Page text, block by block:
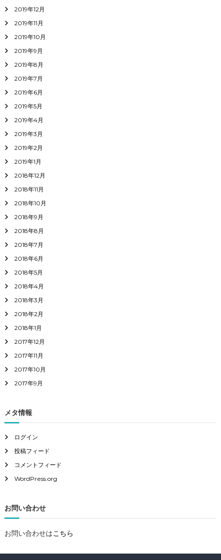
2019年12月
2019年11月
2019年10月
2019年9月
2019年8月
2019年7月
2019年6月
2019年5月
2019年4月
2019年3月
2019年2月
2019年1月
2018年12月
2018年11月
2018年10月
2018年9月
2018年8月
2018年7月
2018年6月
2018年5月
2018年4月
2018年3月
2018年2月
2018年1月
2017年12月
2017年11月
2017年10月
2017年9月
メタ情報
ログイン
投稿フィード
コメントフィード
WordPress.org
お問い合わせ
お問い合わせはこちら